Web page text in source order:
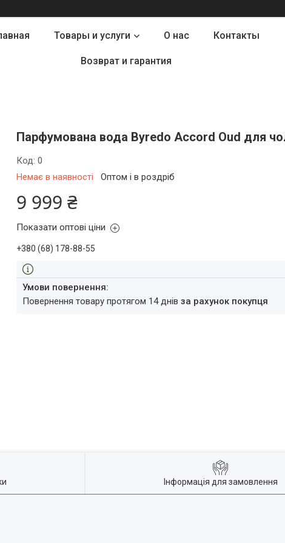
Товары и услуги О нас Контакты
Возврат и гарантия
Парфумована вода Byredo Accord Oud для
Немає в наявності Оптом і в роздріб
Код:0
9 999 ₴
Показати оптові ціни
+380 (68) 178-88-55
повернення товару протягом 14 днівза рахунок покупця
Інформація для замовлення